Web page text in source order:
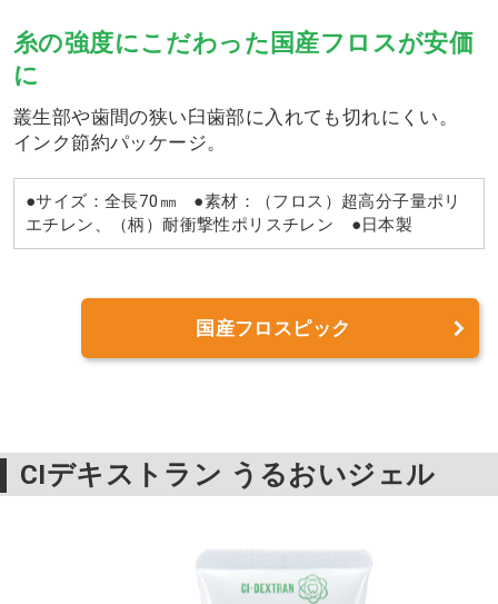
糸の強度にこだわった国産フロスが安価
に
叢生部や歯間の狭い臼歯部に入れても切れにくい。
インク節約パッケージ。
●サイズ：全長70㎜ ●素材：（フロス）超高分子量ポリ
エチレン、（柄）耐衝撃性ポリスチレン ●日本製
国産フロスピック
CIデキストラン うるおいジェル